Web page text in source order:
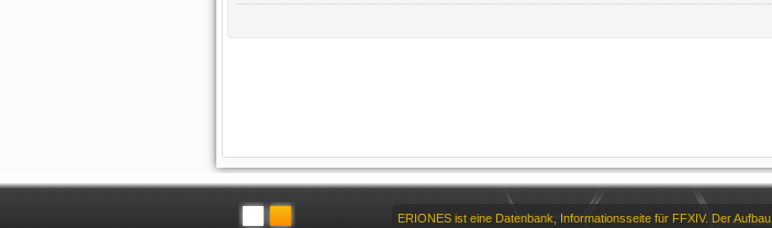
ERIONES ist eine Datenbank, Informationsseite für FFXIV. Der Aufbau